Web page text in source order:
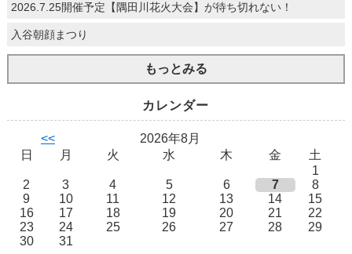
2026.7.25開催予定【隅田川花火大会】が待ち切れない！
入谷朝顔まつり
もっとみる
カレンダー
<<
2026年8月
日
月 火 水 木 金
土
1
2
3 4 5 6 7
8
9
10 11 12 13 14
15
16
17 18 19 20 21
22
23
24 25 26 27 28
29
30
31